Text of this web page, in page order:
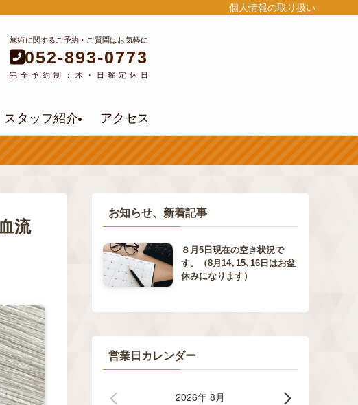
個人情報の取り扱い
施術に関するご予約・ご質問はお気軽に
052-893-0773
完全予約制：木・日曜定休日
スタッフ紹介 アクセス
流
お知らせ、新着記事
８月5日現在の空き状況で
す。（8月14､15､16日はお盆
休みになります）
営業日カレンダー
2026年 8月